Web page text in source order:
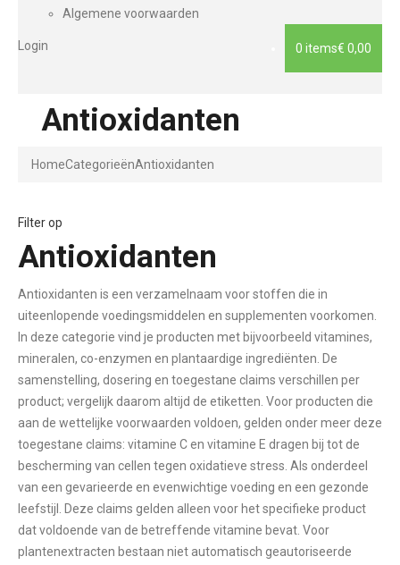
Algemene voorwaarden
0 items€ 0,00
Login
Antioxidanten
HomeCategorieënAntioxidanten
Filter op
Antioxidanten
Antioxidanten is een verzamelnaam voor stoffen die in
uiteenlopende voedingsmiddelen en supplementen voorkomen.
In deze categorie vind je producten met bijvoorbeeld vitamines,
mineralen, co-enzymen en plantaardige ingrediënten. De
samenstelling, dosering en toegestane claims verschillen per
product; vergelijk daarom altijd de etiketten. Voor producten die
aan de wettelijke voorwaarden voldoen, gelden onder meer deze
toegestane claims: vitamine C en vitamine E dragen bij tot de
bescherming van cellen tegen oxidatieve stress. Als onderdeel
van een gevarieerde en evenwichtige voeding en een gezonde
leefstijl. Deze claims gelden alleen voor het specifieke product
dat voldoende van de betreffende vitamine bevat. Voor
plantenextracten bestaan niet automatisch geautoriseerde